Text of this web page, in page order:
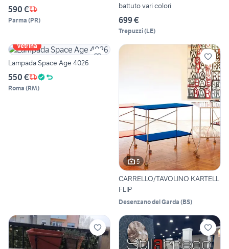
590 €
Parma (PR)
battuto vari colori
699 €
Trepuzzi(LE)
Vetrina
Lampada Space Age 4026
550 €
Roma (RM)
5
CARRELLO/TAVOLINO KARTELL
FLIP
Desenzano del Garda (BS)